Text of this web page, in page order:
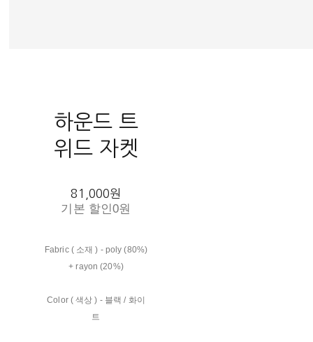
하운드 트
위드 자켓
81,000원
기본 할인0원
Fabric ( 소재 ) - poly (80%)
+ rayon (20%)
Color ( 색상 ) - 블랙 / 화이
트